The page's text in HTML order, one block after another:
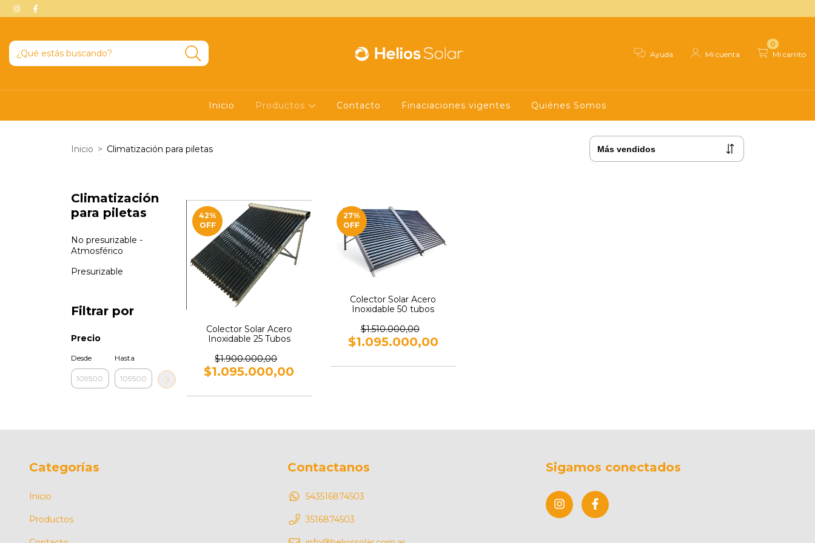
Ayuda Mi cuenta Mi carrito
0
Inicio Productos Contacto Finaciaciones vigentes Quiénes Somos
Inicio > Climatización para piletas
Climatización
para piletas
No presurizable -
Atmosférico
Presurizable
Filtrar por
Precio
Desde Hasta
42%
OFF
Colector Solar Acero
Inoxidable 25 Tubos
$1.900.000,00
$1.095.000,00
27%
OFF
Colector Solar Acero
Inoxidable 50 tubos
$1.510.000,00
$1.095.000,00
Categorías
Inicio
Productos
Contactanos
543516874503
3516874503
Sigamos conectados